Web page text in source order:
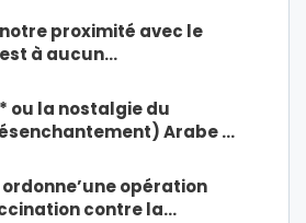
proximité avec le
à aucun…
ou la nostalgie du
Arabe …
opération
contre la…